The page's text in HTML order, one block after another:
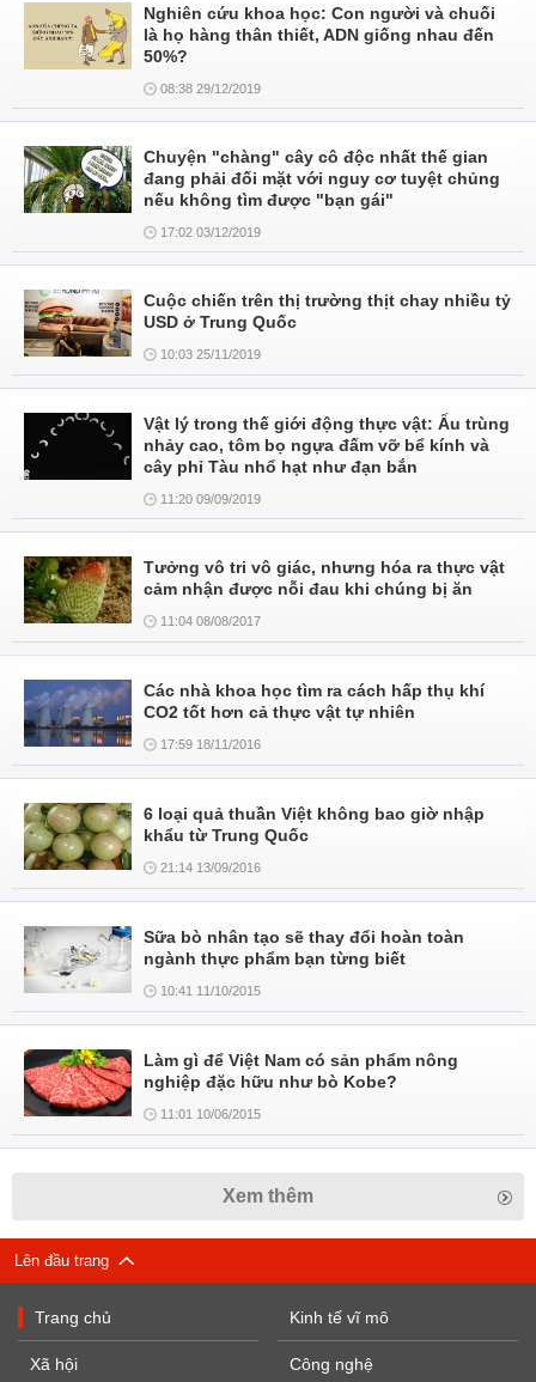
Nghiên cứu khoa học: Con người và chuối
là họ hàng thân thiết, ADN giống nhau đến
50%?
08:38 29/12/2019
Chuyện "chàng" cây cô độc nhất thế gian
đang phải đối mặt với nguy cơ tuyệt chủng
nếu không tìm được "bạn gái"
17:02 03/12/2019
Cuộc chiến trên thị trường thịt chay nhiều tỷ
USD ở Trung Quốc
10:03 25/11/2019
Vật lý trong thế giới động thực vật: Ấu trùng
nhảy cao, tôm bọ ngựa đấm vỡ bể kính và
cây phỉ Tàu nhổ hạt như đạn bắn
11:20 09/09/2019
Tưởng vô tri vô giác, nhưng hóa ra thực vật
cảm nhận được nỗi đau khi chúng bị ăn
11:04 08/08/2017
Các nhà khoa học tìm ra cách hấp thụ khí
CO2 tốt hơn cả thực vật tự nhiên
17:59 18/11/2016
6 loại quả thuần Việt không bao giờ nhập
khẩu từ Trung Quốc
21:14 13/09/2016
Sữa bò nhân tạo sẽ thay đổi hoàn toàn
ngành thực phẩm bạn từng biết
10:41 11/10/2015
Làm gì để Việt Nam có sản phẩm nông
nghiệp đặc hữu như bò Kobe?
11:01 10/06/2015
Xem thêm
Lên đầu trang
Trang chủ
Xã hội
Kinh tế vĩ mô
Công nghệ